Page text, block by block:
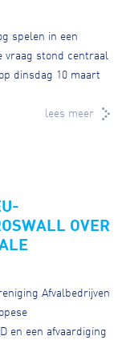
spelen in een
vraag stond centraal
dinsdag 10 maart
lees meer
OVER
Afvalbedrijven
en een afvaardiging